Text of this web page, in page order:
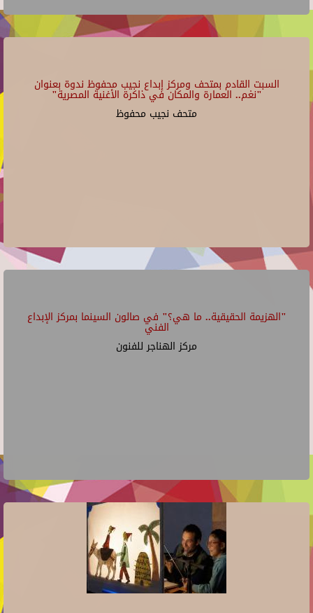
السبت القادم بمتحف ومركز إبداع نجيب محفوظ ندوة بعنوان
"نغم.. العمارة والمكان في ذاكرة الأغنية المصرية"
متحف نجيب محفوظ
"الهزيمة الحقيقية.. ما هي؟" في صالون السينما بمركز الإبداع
الفني
مركز الهناجر للفنون